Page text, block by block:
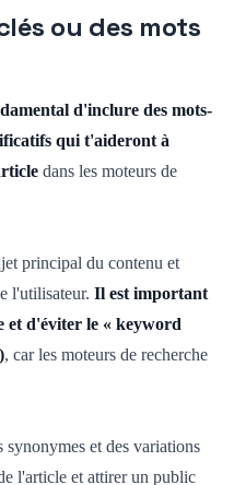
ou des mots
d'inclure des mots-
qui t'aideront à
dans les moteurs de
principal du contenu et
l'utilisateur. Il est important
et d'éviter le « keyword
, car les moteurs de recherche
synonymes et des variations
l'article et attirer un public